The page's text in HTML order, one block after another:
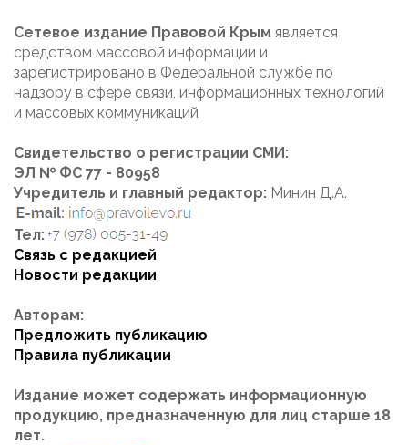
Сетевое издание Правовой Крым является
средством массовой информации и
зарегистрировано в Федеральной службе по
надзору в сфере связи, информационных технологий
и массовых коммуникаций
Свидетельство о регистрации СМИ:
ЭЛ № ФС 77 - 80958
Учредитель и главный редактор: Минин Д.А.
Тел:
Связь с редакцией
Новости редакции
Авторам:
Предложить публикацию
Правила публикации
Издание может содержать информационную
продукцию, предназначенную для лиц старше 18
лет.